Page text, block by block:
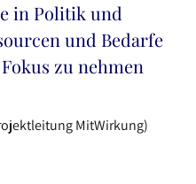
in Politik und
und Bedarfe
zu nehmen
MitWirkung)